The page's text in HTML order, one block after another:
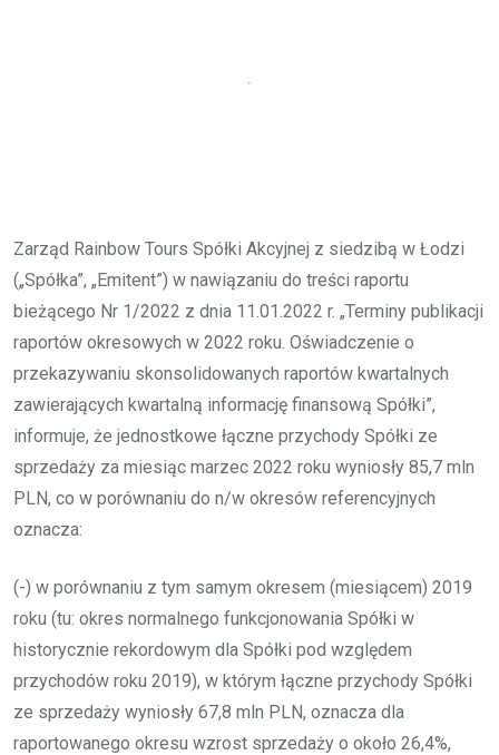
Zarząd Rainbow Tours Spółki Akcyjnej z siedzibą w Łodzi
(„Spółka”, „Emitent”) w nawiązaniu do treści raportu
bieżącego Nr 1/2022 z dnia 11.01.2022 r. „Terminy publikacji
raportów okresowych w 2022 roku. Oświadczenie o
przekazywaniu skonsolidowanych raportów kwartalnych
zawierających kwartalną informację finansową Spółki”,
informuje, że jednostkowe łączne przychody Spółki ze
sprzedaży za miesiąc marzec 2022 roku wyniosły 85,7 mln
PLN, co w porównaniu do n/w okresów referencyjnych
oznacza:
(-) w porównaniu z tym samym okresem (miesiącem) 2019
roku (tu: okres normalnego funkcjonowania Spółki w
historycznie rekordowym dla Spółki pod względem
przychodów roku 2019), w którym łączne przychody Spółki
ze sprzedaży wyniosły 67,8 mln PLN, oznacza dla
raportowanego okresu wzrost sprzedaży o około 26,4%,